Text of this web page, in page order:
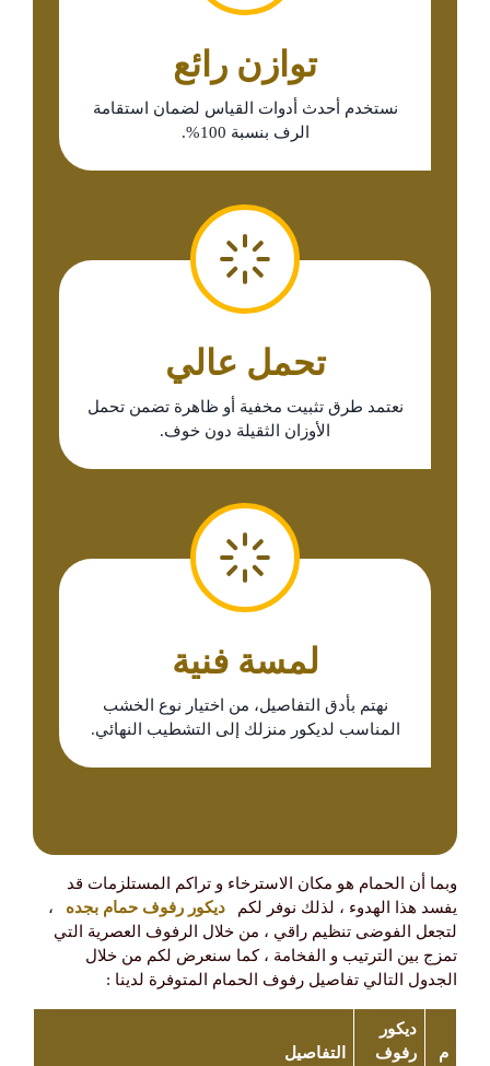
​توازن رائع
نستخدم أحدث أدوات القياس لضمان استقامة
الرف بنسبة 100%.
​تحمل عالي
نعتمد طرق تثبيت مخفية أو ظاهرة تضمن تحمل
الأوزان الثقيلة دون خوف.
​لمسة فنية
نهتم بأدق التفاصيل، من اختيار نوع الخشب
المناسب لديكور منزلك إلى التشطيب النهائي.
وبما أن الحمام هو مكان الاسترخاء و تراكم المستلزمات قد
يفسد هذا الهدوء ، لذلك نوفر لكم
ديكور رفوف حمام بجده
،
لتجعل الفوضى تنظيم راقي ، من خلال الرفوف العصرية التي
تمزج بين الترتيب و الفخامة ، كما سنعرض لكم من خلال
الجدول التالي تفاصيل رفوف الحمام المتوفرة لدينا :
م
ديكور
رفوف
التفاصيل